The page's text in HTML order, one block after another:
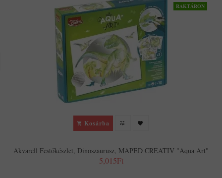
RAKTÁRON
Kosárba
Akvarell Festőkészlet, Dinoszaurusz, MAPED CREATIV "Aqua Art"
5,015Ft